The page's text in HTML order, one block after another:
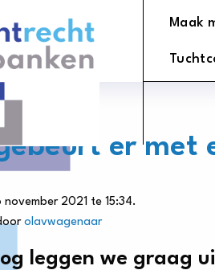
Maak
er met
2021 te 15:34.
olavwagenaar
leggen we graag